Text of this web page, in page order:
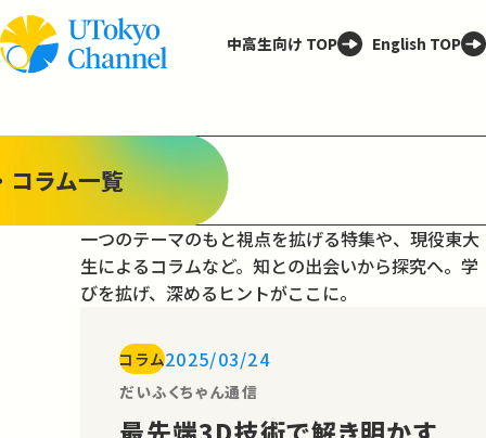
中高生向け TOP English TOP
コラム一覧
一つのテーマのもと視点を拡げる特集や、現役東大
生によるコラムなど。 知との出会いから探究へ。学
びを拡げ、深めるヒントがここに。
コラム2025/03/24
だいふくちゃん通信